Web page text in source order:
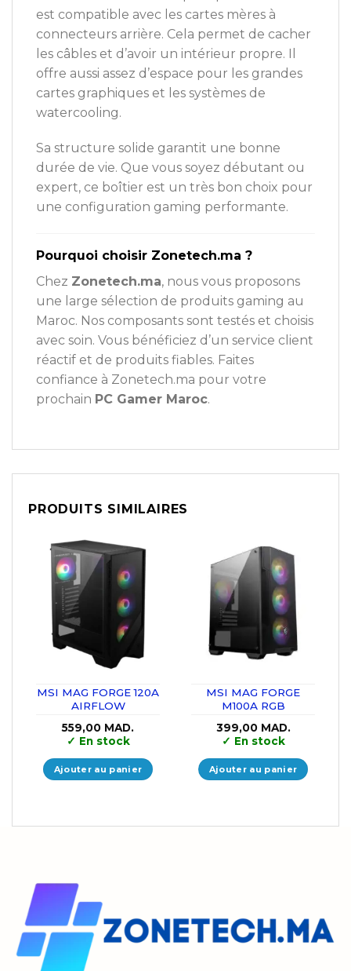
est compatible avec les cartes mères à
connecteurs arrière. Cela permet de cacher
les câbles et d’avoir un intérieur propre. Il
offre aussi assez d’espace pour les grandes
cartes graphiques et les systèmes de
watercooling.
Sa structure solide garantit une bonne
durée de vie. Que vous soyez débutant ou
expert, ce boîtier est un très bon choix pour
une configuration gaming performante.
Pourquoi choisir Zonetech.ma ?
Chez Zonetech.ma, nous vous proposons
une large sélection de produits gaming au
Maroc. Nos composants sont testés et choisis
avec soin. Vous bénéficiez d’un service client
réactif et de produits fiables. Faites
confiance à Zonetech.ma pour votre
prochain PC Gamer Maroc.
PRODUITS SIMILAIRES
MSI MAG FORGE 120A
AIRFLOW
559,00 MAD.
✓ En stock
Ajouter au panier
MSI MAG FORGE
M100A RGB
399,00 MAD.
✓ En stock
Ajouter au panier